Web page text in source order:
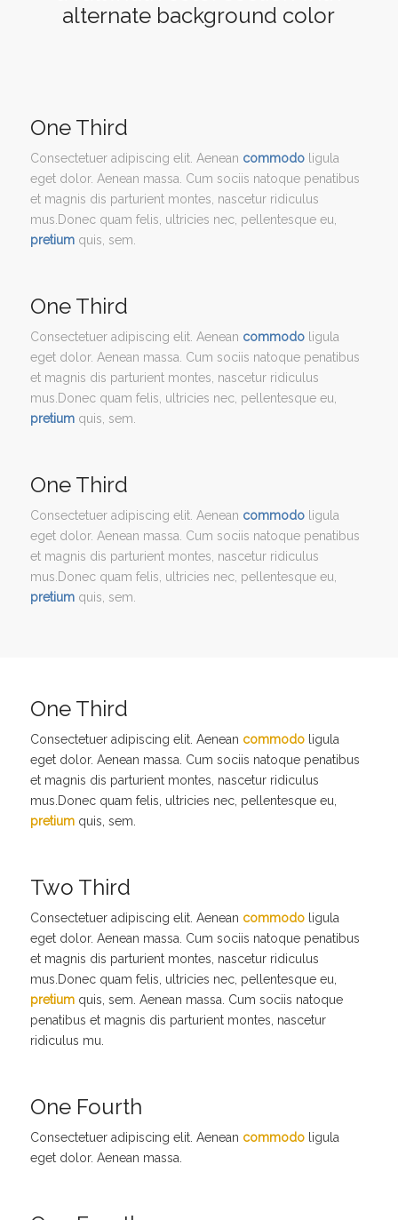
alternate background color
One Third
Consectetuer adipiscing elit. Aenean commodoligula
eget dolor. Aenean massa. Cum sociis natoque penatibus
et magnis dis parturient montes, nascetur ridiculus
mus.Donec quam felis, ultricies nec, pellentesque eu,
pretiumquis, sem.
One Third
Consectetuer adipiscing elit. Aenean commodoligula
eget dolor. Aenean massa. Cum sociis natoque penatibus
et magnis dis parturient montes, nascetur ridiculus
mus.Donec quam felis, ultricies nec, pellentesque eu,
pretiumquis, sem.
One Third
Consectetuer adipiscing elit. Aenean commodoligula
eget dolor. Aenean massa. Cum sociis natoque penatibus
et magnis dis parturient montes, nascetur ridiculus
mus.Donec quam felis, ultricies nec, pellentesque eu,
pretiumquis, sem.
One Third
Consectetuer adipiscing elit. Aenean commodoligula
eget dolor. Aenean massa. Cum sociis natoque penatibus
et magnis dis parturient montes, nascetur ridiculus
mus.Donec quam felis, ultricies nec, pellentesque eu,
pretiumquis, sem.
Two Third
Consectetuer adipiscing elit. Aenean commodoligula
eget dolor. Aenean massa. Cum sociis natoque penatibus
et magnis dis parturient montes, nascetur ridiculus
mus.Donec quam felis, ultricies nec, pellentesque eu,
pretiumquis, sem. Aenean massa. Cum sociis natoque
penatibus et magnis dis parturient montes, nascetur
ridiculus mu.
One Fourth
Consectetuer adipiscing elit. Aenean commodoligula
eget dolor. Aenean massa.